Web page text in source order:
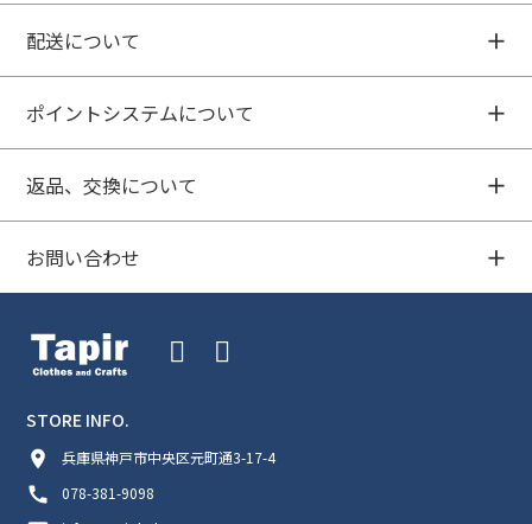
配送について
ポイントシステムについて
返品、交換について
お問い合わせ
STORE INFO.
room
兵庫県神戸市中央区元町通3-17-4
call 078-381-9098